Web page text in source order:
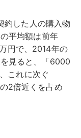
約した人の購入物
平均額は前年
円で、2014年の
見ると、「6000
これに次ぐ
2倍近くを占め